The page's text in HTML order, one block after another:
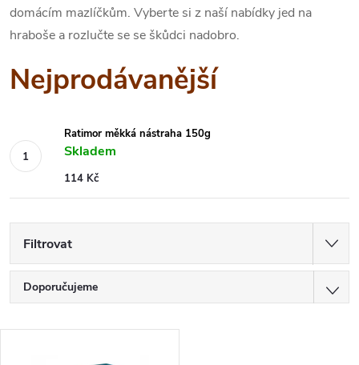
domácím mazlíčkům. Vyberte si z naší nabídky jed na
hraboše a rozlučte se se škůdci nadobro.
Nejprodávanější
Ratimor měkká nástraha 150g
Skladem
114 Kč
Filtrovat
Ř
a
Doporučujeme